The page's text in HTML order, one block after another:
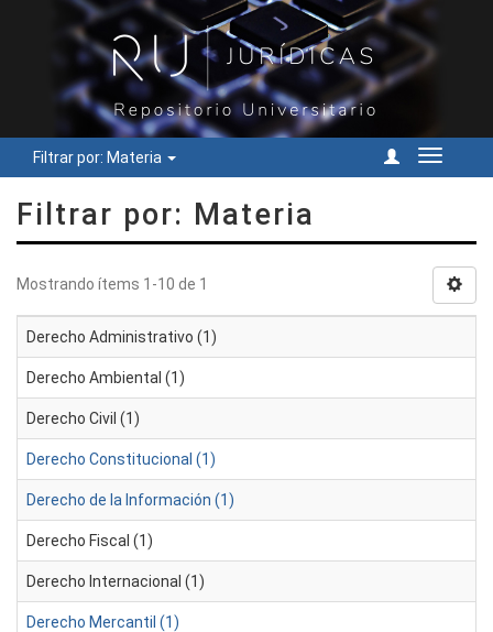
Filtrar por: Materia
Cambiar
Filtrar por: Materia
Mostrando ítems 1-10 de 1
Derecho Administrativo (1)
Derecho Ambiental (1)
Derecho Civil (1)
Derecho Constitucional (1)
Derecho de la Información (1)
Derecho Fiscal (1)
Derecho Internacional (1)
Derecho Mercantil (1)